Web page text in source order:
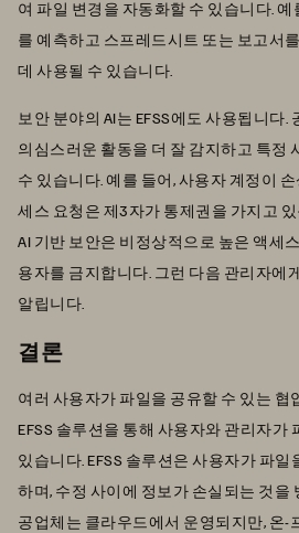
여 파일 변경을 자동화할 수 있습니다. 예
를 예측하고 스프레드시트 또는 보고서
데 사용될 수 있습니다.
보안 분야의 AI는 EFSS에도 사용됩니다.
의심스러운 활동을 더 잘 감지하고 특정
수 있습니다. 예를 들어, 사용자 계정이
세스 요청은 제3자가 통제권을 가지고
AI 기반 보안은 비정상적으로 높은 액세
용자를 금지합니다. 그런 다음 관리자에
알립니다.
결론
여러 사용자가 파일을 공유할 수 있는 협
EFSS 솔루션을 통해 사용자와 관리자가
있습니다. EFSS 솔루션은 사용자가 파일
하며, 수정 사이에 정보가 손실되는 것을
공업체는 클라우드에서 운영되지만, 온-